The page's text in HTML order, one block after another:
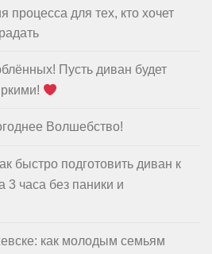
для тех, кто хочет
Пусть диван будет
Волшебство!
быстро подготовить диван к
часа без паники и
как молодым семьям